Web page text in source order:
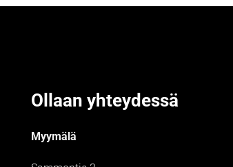
Ollaan yhteydessä
Myymälä